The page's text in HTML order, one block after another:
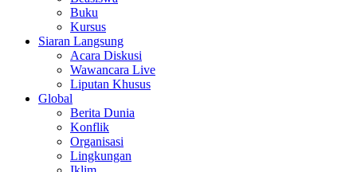
Buku
Kursus
Siaran Langsung
Acara Diskusi
Wawancara Live
Liputan Khusus
Global
Berita Dunia
Konflik
Organisasi
Lingkungan